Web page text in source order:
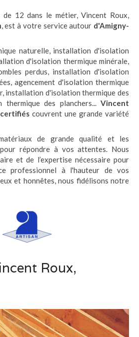
de 12 dans le métier, Vincent Roux,
, est à votre service autour d'Amigny-
naturelle, installation d'isolation
d'isolation thermique minérale,
perdus, installation d'isolation
agencement d'isolation thermique
installation d'isolation thermique des
thermique des planchers... Vincent
couvrent une grande variété
de grande qualité et les
répondre à vos attentes. Nous
et de l’expertise nécessaire pour
professionnel à l'hauteur de vos
et honnêtes, nous fidélisons notre
Roux,